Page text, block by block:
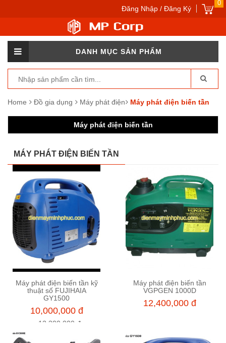
0
Đăng Nhập / Đăng Ký
DANH MỤC SẢN PHẨM
Home Đồ gia dụng Máy phát điện Máy phát điện biến tần
Máy phát điện biến tần
MÁY PHÁT ĐIỆN BIẾN TẦN
Thêm vào giỏ hàng
Máy phát điện biến tần kỹ
thuật số FUJIHAIA
GY1500
10,000,000 đ
12,300,000 đ
Thêm vào giỏ hàng
Máy phát điện biến tần
VGPGEN 1000D
12,400,000 đ